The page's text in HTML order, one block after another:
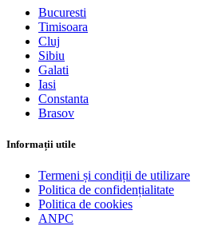
Bucuresti
Timisoara
Cluj
Sibiu
Galati
Iasi
Constanta
Brasov
Informații utile
Termeni și condiții de utilizare
Politica de confidențialitate
Politica de cookies
ANPC